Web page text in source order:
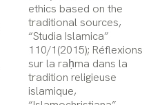
ethics based on the
traditional sources,
“Studia Islamica”
110/1(2015); Réflexions
sur la raḥma dans la
tradition religieuse
islamique,